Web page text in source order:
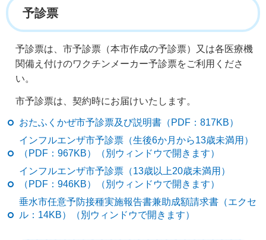
予診票
予診票は、市予診票（本市作成の予診票）又は各医療機
関備え付けのワクチンメーカー予診票をご利用くださ
い。
市予診票は、契約時にお届けいたします。
おたふくかぜ市予診票及び説明書（PDF：817KB）
インフルエンザ市予診票（生後6か月から13歳未満用）
（PDF：967KB）（別ウィンドウで開きます）
インフルエンザ市予診票（13歳以上20歳未満用）
（PDF：946KB）（別ウィンドウで開きます）
垂水市任意予防接種実施報告書兼助成額請求書（エクセ
ル：14KB）（別ウィンドウで開きます）